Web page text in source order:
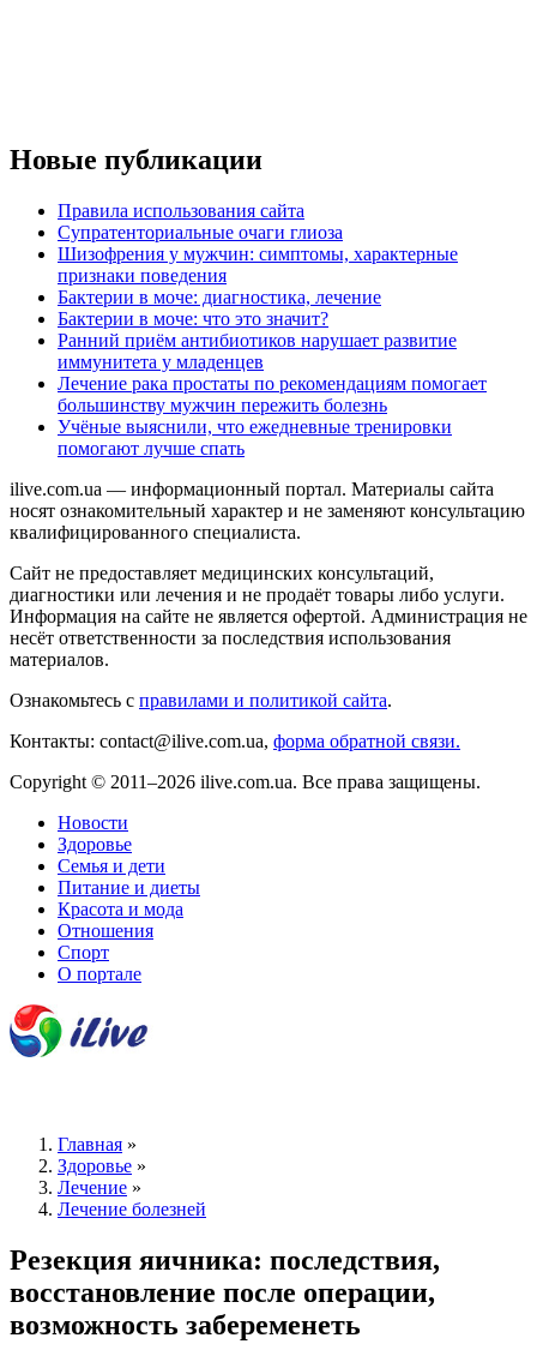
Новые публикации
Правила использования сайта
Супратенториальные очаги глиоза
Шизофрения у мужчин: симптомы, характерные
признаки поведения
Бактерии в моче: диагностика, лечение
Бактерии в моче: что это значит?
Ранний приём антибиотиков нарушает развитие
иммунитета у младенцев
Лечение рака простаты по рекомендациям помогает
большинству мужчин пережить болезнь
Учёные выяснили, что ежедневные тренировки
помогают лучше спать
ilive.com.ua — информационный портал. Материалы сайта
носят ознакомительный характер и не заменяют консультацию
квалифицированного специалиста.
Сайт не предоставляет медицинских консультаций,
диагностики или лечения и не продаёт товары либо услуги.
Информация на сайте не является офертой. Администрация не
несёт ответственности за последствия использования
материалов.
Ознакомьтесь с правилами и политикой сайта.
Контакты: contact@ilive.com.ua, форма обратной связи.
Copyright © 2011–2026 ilive.com.ua. Все права защищены.
Новости
Здоровье
Семья и дети
Питание и диеты
Красота и мода
Отношения
Спорт
О портале
Главная »
Здоровье »
Лечение »
Лечение болезней
Резекция яичника: последствия,
восстановление после операции,
возможность забеременеть